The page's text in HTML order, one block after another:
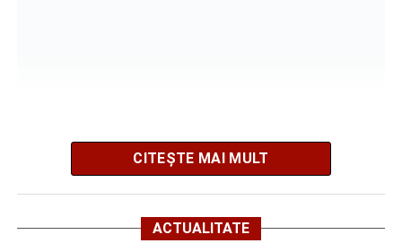
Biciclist de 70 de ani, rănit într-un accident rutier
produs pe strada Dorobanți din Sebeș
Organizatorii au pregătit un program variat, care îmbină
cultura locală cu muzica, artele vizuale, cinematografia,
dansul și sportul, oferind activități pentru toate categoriile
CITEȘTE MAI MULT
ACTUALITATE